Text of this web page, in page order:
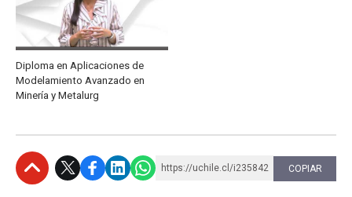
Diploma en Aplicaciones de
Modelamiento Avanzado en
Minería y Metalurg
https://uchile.cl/i235842 COPIAR